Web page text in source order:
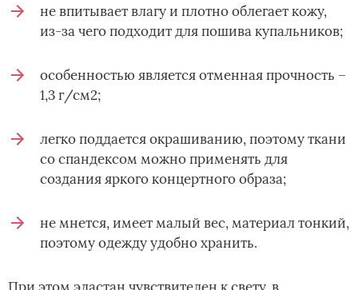
не впитывает влагу и плотно облегает кожу,
из-за чего подходит для пошива купальников;
особенностью является отменная прочность –
1,3 г/см2;
легко поддается окрашиванию, поэтому ткани
со спандексом можно применять для
создания яркого концертного образа;
не мнется, имеет малый вес, материал тонкий,
поэтому одежду удобно хранить.